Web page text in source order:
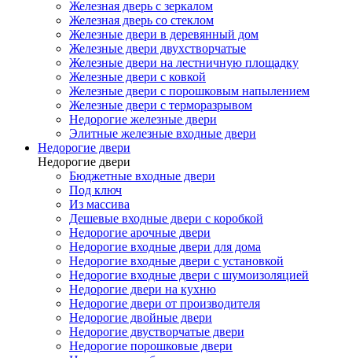
Железная дверь с зеркалом
Железная дверь со стеклом
Железные двери в деревянный дом
Железные двери двухстворчатые
Железные двери на лестничную площадку
Железные двери с ковкой
Железные двери с порошковым напылением
Железные двери с терморазрывом
Недорогие железные двери
Элитные железные входные двери
Недорогие двери
Недорогие двери
Бюджетные входные двери
Под ключ
Из массива
Дешевые входные двери с коробкой
Недорогие арочные двери
Недорогие входные двери для дома
Недорогие входные двери с установкой
Недорогие входные двери с шумоизоляцией
Недорогие двери на кухню
Недорогие двери от производителя
Недорогие двойные двери
Недорогие двустворчатые двери
Недорогие порошковые двери